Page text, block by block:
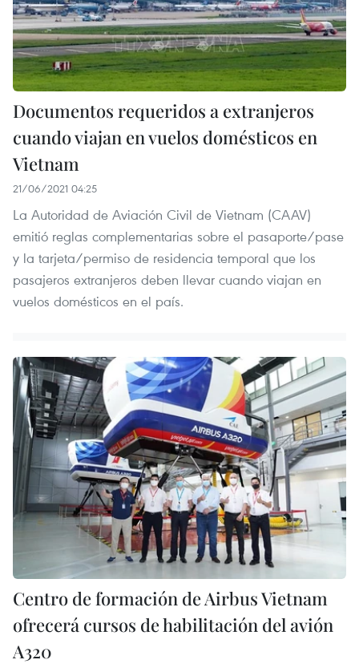
Documentos requeridos a extranjeros
cuando viajan en vuelos domésticos en
Vietnam
21/06/2021 04:25
La Autoridad de Aviación Civil de Vietnam (CAAV)
emitió reglas complementarias sobre el pasaporte/pase
y la tarjeta/permiso de residencia temporal que los
pasajeros extranjeros deben llevar cuando viajan en
vuelos domésticos en el país.
Centro de formación de Airbus Vietnam
ofrecerá cursos de habilitación del avión
A320